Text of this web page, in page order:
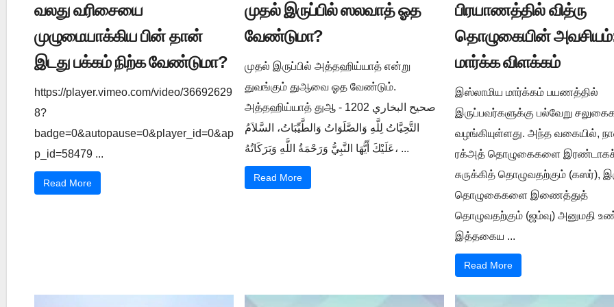
வலது வரிசையை
முழுமையாக்கிய பின் தான்
இடது பக்கம் நிற்க வேண்டுமா?
https://player.vimeo.com/video/36692629
8?
badge=0&autopause=0&player_id=0&ap
p_id=58479 ...
Read More
முதல் இருப்பில் ஸலவாத் ஓத
வேண்டுமா?
முதல் இருப்பில் அத்தஹிய்யாத் என்று
துவங்கும் துஆவை ஓத வேண்டும்.
அத்தஹிய்யாத் துஆ صحيح البخاري 1202 -
التَّحِيَّاتُ لِلَّهِ وَالصَّلَوَاتُ وَالطَّيِّبَاتُ، السَّلاَمُ
عَلَيْكَ أَيُّهَا النَّبِيُّ وَرَحْمَةُ اللَّهِ وَبَرَكَاتُهُ، ...
Read More
பிரயாணத்தில் வித்ரு
தொழுகையின்
மார்க்க விளக்கம்
இஸ்லாமிய மார்க்கம் பயணத்தில்
இருப்பவர்களுக்கு பல்வேறு
வழங்கியுள்ளது. அந்த வகையில்,
ரக்அத் தொழுகைகளை
சுருக்கித் தொழுவதற்கும் (கஸர்),
தொழுகைகளை இணைத்துத்
தொழுவதற்கும் (ஜம்வு) அனுமதி
இத்தகைய ...
Read More